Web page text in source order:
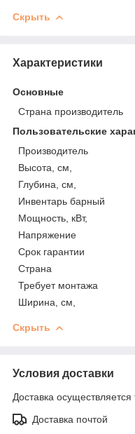
Скрыть
Характеристики
Основные
Страна производитель
Пользовательские
Производитель
Высота, см,
Глубина, см,
Инвентарь барный
Мощность, кВт,
Напряжение
Срок гарантии
Страна
Требует монтажа
Ширина, см,
Скрыть
Условия доставки
Доставка
Доставка почтой